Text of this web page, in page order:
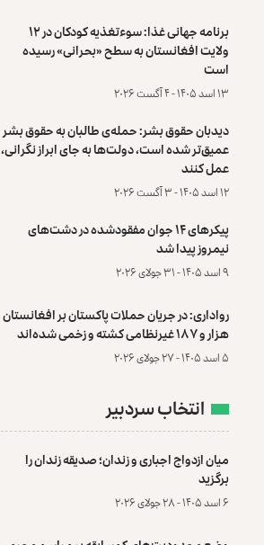
برنامه جهانی غذا: سوءتغذیه کودکان در ۱۲
ولایت افغانستان به سطح «بحرانی» رسیده
است
۱۳ اسد ۱۴۰۵ - ۴ آگست ۲۰۲۶
دیدبان حقوق بشر: حمله‌ی طالبان به حقوق بشر
عمیق‌تر شده است، دولت‌ها به جای ابراز نگرانی،
عمل کنند
۱۲ اسد ۱۴۰۵ - ۳ آگست ۲۰۲۶
پیکرهای ۱۴ جوان مفقودشده در دشت‌های
نیمروز پیدا شد
۹ اسد ۱۴۰۵ - ۳۱ جولای ۲۰۲۶
رواداری: در جریان حملات پاکستان بر افغانستان
هزار و ۱۸۷ غیرنظامی کشته و زخمی شده‌اند
۵ اسد ۱۴۰۵ - ۲۷ جولای ۲۰۲۶
انتخاب سردبیر
میان ازدواج اجباری و زندان؛ صدیقه زندان را
برگزید
۶ اسد ۱۴۰۵ - ۲۸ جولای ۲۰۲۶